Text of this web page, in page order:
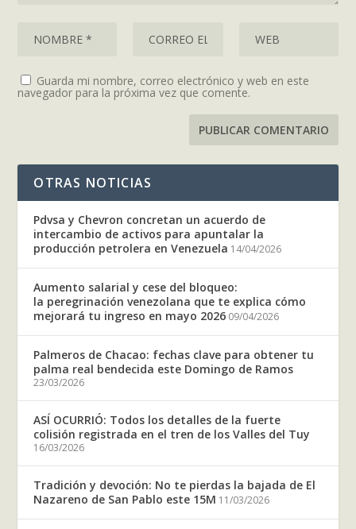
Guarda mi nombre, correo electrónico y web en este
navegador para la próxima vez que comente.
OTRAS NOTICIAS
Pdvsa y Chevron concretan un acuerdo de
intercambio de activos para apuntalar la
producción petrolera en Venezuela 14/04/2026
Aumento salarial y cese del bloqueo:
la peregrinación venezolana que te explica cómo
mejorará tu ingreso en mayo 2026 09/04/2026
Palmeros de Chacao: fechas clave para obtener tu
palma real bendecida este Domingo de Ramos
23/03/2026
ASÍ OCURRIÓ: Todos los detalles de la fuerte
colisión registrada en el tren de los Valles del Tuy
16/03/2026
Tradición y devoción: No te pierdas la bajada de El
Nazareno de San Pablo este 15M 11/03/2026